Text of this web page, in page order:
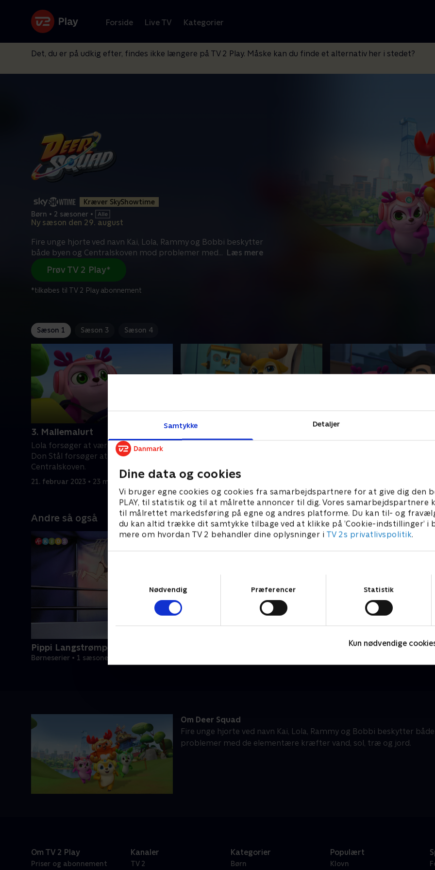
Samtykke Detaljer
Dine data og cookies
Vi bruger egne cookies og cookies fra samarbejdspartnere for at give dig den
PLAY, til statistik og til at målrette annoncer til dig. Vores samarbejdspartnere
til målrettet markedsføring på egne og andres platforme. Du kan til- og
du kan altid trække dit samtykke tilbage ved at klikke på ’Cookie-indstillinger’ i
mere om hvordan TV 2 behandler dine oplysninger i TV 2s privatlivspolitik.
Nødvendig
Præferencer Statistik
Kun nødvendige
Forside Live TV Kategorier
Det, du er på udkig efter, findes ikke længere på TV 2 Play. Måske kan du finde et alternativ her i stedet?
Kræver SkyShowtime
Børn • 2 sæsoner •
Ny sæson den 29. august
Fire unge hjorte ved navn Kai, Lola, Rammy og Bobbi beskytter
både byen og Centralskoven mod problemer med... Læs mere
Prøv TV 2 Play*
*tilkøbes til TV 2 Play abonnement
Sæson 1 Sæson 3 Sæson 4
3. Mallemalurt
Lola forsøger at være parkpasser.
Don Stål forsøger at rydde op i
Centralskoven.
21. februar 2023 • 23 min
5. Donutpanik
21. februar 2023 • 23 min
6. Det stygge, dybe blå
Andre så også
Pippi Langstrømpe
Børneserier • 1 sæsoner
Om Deer Squad
Fire unge hjorte ved navn Kai, Lola, Rammy og Bobbi beskytter
problemer med de elementære kræfter vand, sol, træ og jord.
Om TV 2 Play
Priser og abonnement
Kanaler
TV 2
Kategorier
Børn
Populært
Klovn